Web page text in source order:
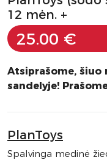
12 mėn. +
25.00 €
Atsiprašome, šiuo
sandelyje!
PlanToys
Spalvinga medinė